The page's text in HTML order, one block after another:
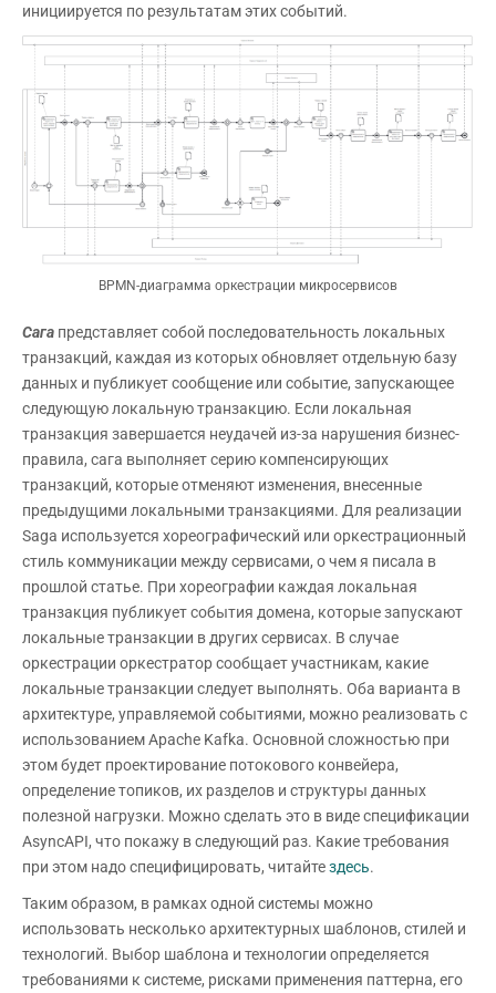
инициируется по результатам этих событий.
BPMN-диаграмма оркестрации микросервисов
Сага представляет собой последовательность локальных
транзакций, каждая из которых обновляет отдельную базу
данных и публикует сообщение или событие, запускающее
следующую локальную транзакцию. Если локальная
транзакция завершается неудачей из-за нарушения бизнес-
правила, сага выполняет серию компенсирующих
транзакций, которые отменяют изменения, внесенные
предыдущими локальными транзакциями. Для реализации
Saga используется хореографический или оркестрационный
стиль коммуникации между сервисами, о чем я писала в
прошлой статье. При хореографии каждая локальная
транзакция публикует события домена, которые запускают
локальные транзакции в других сервисах. В случае
оркестрации оркестратор сообщает участникам, какие
локальные транзакции следует выполнять. Оба варианта в
архитектуре, управляемой событиями, можно реализовать с
использованием Apache Kafka. Основной сложностью при
этом будет проектирование потокового конвейера,
определение топиков, их разделов и структуры данных
полезной нагрузки. Можно сделать это в виде спецификации
AsyncAPI, что покажу в следующий раз. Какие требования
при этом надо специфицировать, читайтездесь.
Таким образом, в рамках одной системы можно
использовать несколько архитектурных шаблонов, стилей и
технологий. Выбор шаблона и технологии определяется
требованиями к системе, рисками применения паттерна, его